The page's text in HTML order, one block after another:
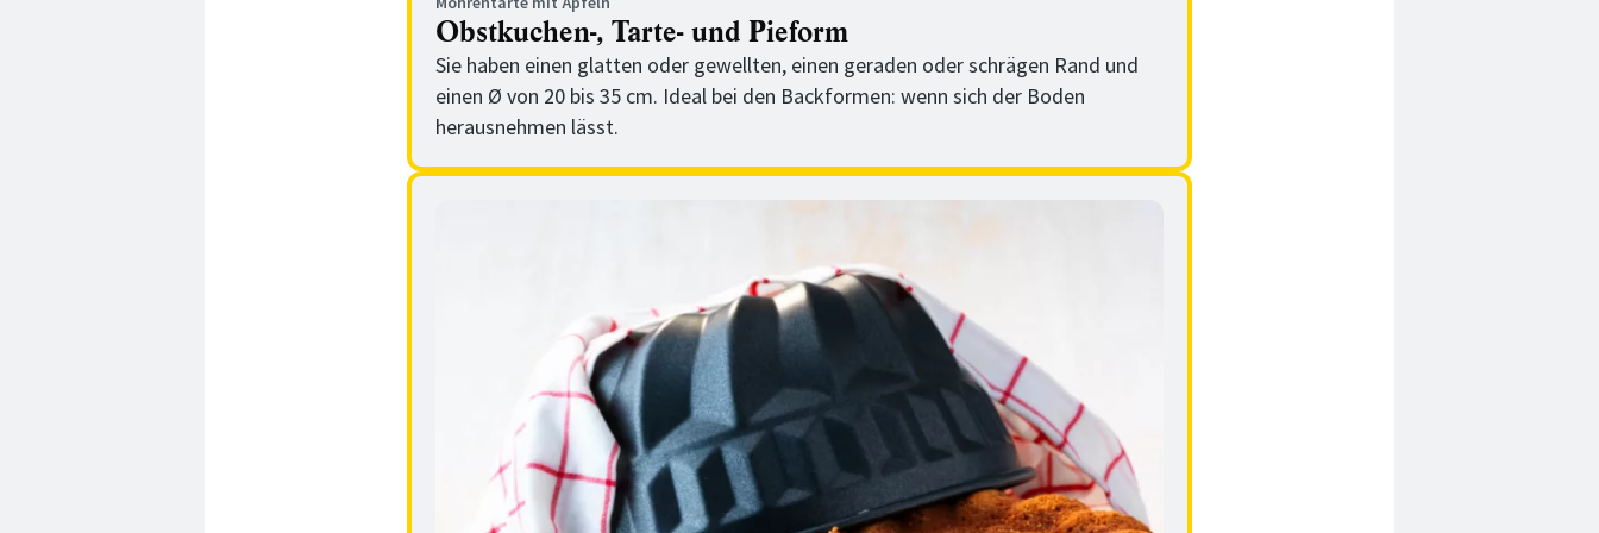
Obstkuchen-, Tarte- und Pieform
Sie haben einen glatten oder gewellten, einen geraden oder schrägen Rand und
einen Ø von 20 bis 35 cm. Ideal bei den Backformen: wenn sich der Boden
herausnehmen lässt.